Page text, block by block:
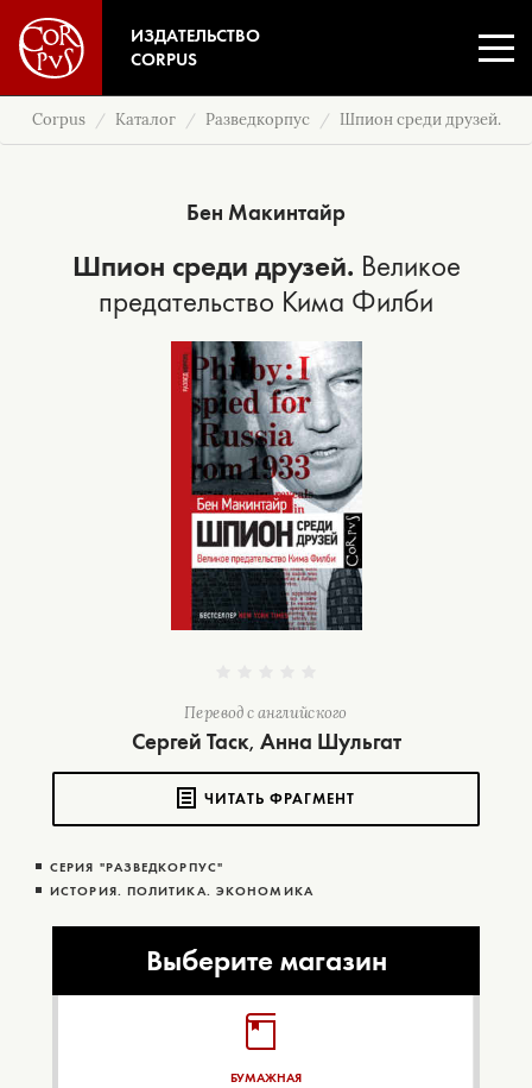
ИЗДАТЕЛЬСТВО
CORPUS
Corpus Каталог Разведкорпус Шпион среди друзей.
Бен Макинтайр
Шпион среди друзей. Великое
предательство Кима Филби
Перевод с английского
Сергей Таск, Анна Шульгат
ЧИТАТЬ ФРАГМЕНТ
СЕРИЯ "РАЗВЕДКОРПУС"
ИСТОРИЯ. ПОЛИТИКА. ЭКОНОМИКА
Выберите магазин
БУМАЖНАЯ